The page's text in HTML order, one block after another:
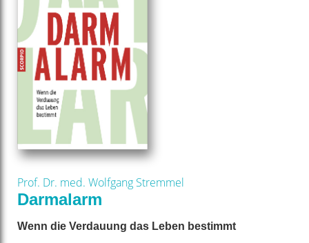
Prof. Dr. med. Wolfgang Stremmel
Darmalarm
Wenn die Verdauung das Leben bestimmt